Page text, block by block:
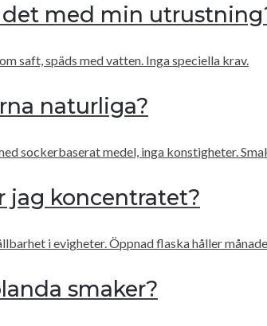
det med min
saft, späds med vatten. Inga speciella krav.
naturliga?
sockerbaserat medel, inga konstigheter.
jag koncentratet?
i evigheter. Öppnad flaska håller
smaker?